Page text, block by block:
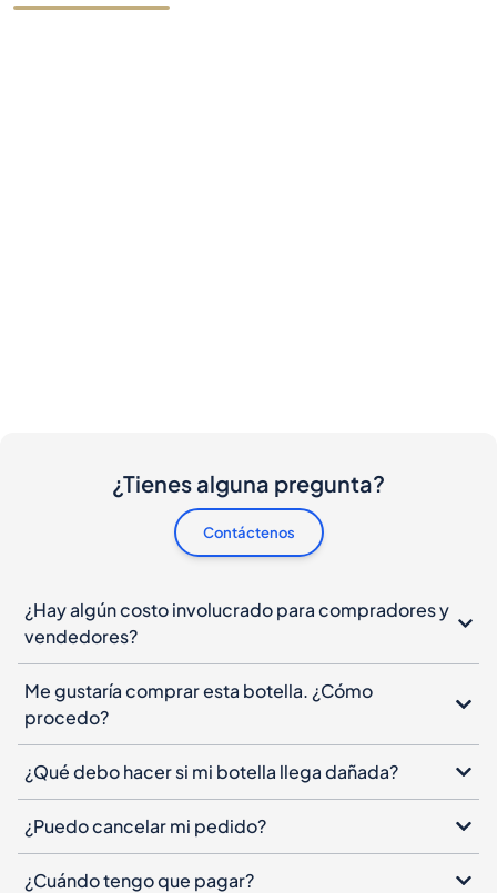
¿Tienes alguna pregunta?
Contáctenos
¿Hay algún costo involucrado para compradores y
vendedores?
Me gustaría comprar esta botella. ¿Cómo
procedo?
¿Qué debo hacer si mi botella llega dañada?
¿Puedo cancelar mi pedido?
¿Cuándo tengo que pagar?